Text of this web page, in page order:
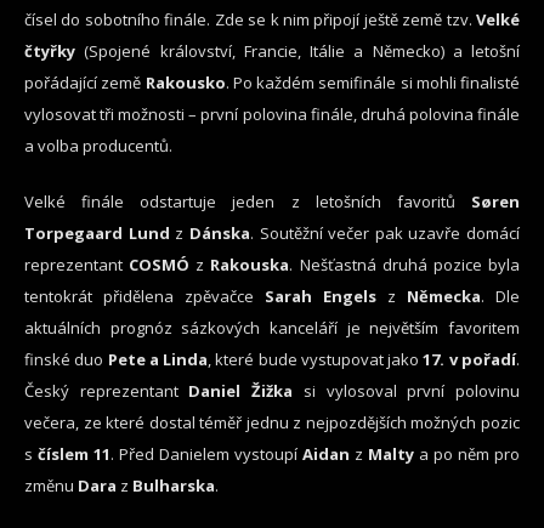
čísel do sobotního finále. Zde se k nim připojí ještě země tzv. Velké
čtyřky (Spojené království, Francie, Itálie a Německo) a letošní
pořádající země Rakousko. Po každém semifinále si mohli finalisté
vylosovat tři možnosti – první polovina finále, druhá polovina finále
a volba producentů.
Velké finále odstartuje jeden z letošních favoritů Søren
Torpegaard Lund z Dánska. Soutěžní večer pak uzavře domácí
reprezentant COSMÓ z Rakouska. Nešťastná druhá pozice byla
tentokrát přidělena zpěvačce Sarah Engels z Německa. Dle
aktuálních prognóz sázkových kanceláří je největším favoritem
finské duo Pete a Linda, které bude vystupovat jako17. v pořadí.
Český reprezentant Daniel Žižka si vylosoval první polovinu
večera, ze které dostal téměř jednu z nejpozdějších možných pozic
s číslem 11. Před Danielem vystoupí Aidan z Malty a po něm pro
změnu Dara z Bulharska.